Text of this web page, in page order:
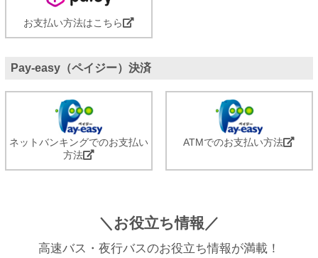
お支払い方法はこちら
Pay-easy（ペイジー）決済
ネットバンキングでのお支払い
方法
ATMでのお支払い方法
＼お役立ち情報／
高速バス・夜行バスのお役立ち情報が満載！